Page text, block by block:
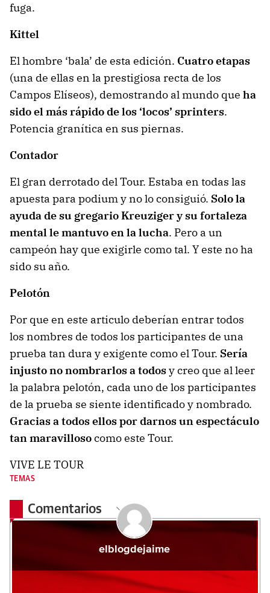
fuga.
Kittel
El hombre ‘bala’ de esta edición. Cuatro etapas
(una de ellas en la prestigiosa recta de los
Campos Elíseos), demostrando al mundo que ha
sido el más rápido de los ‘locos’ sprinters.
Potencia granítica en sus piernas.
Contador
El gran derrotado del Tour. Estaba en todas las
apuesta para podium y no lo consiguió. Solo la
ayuda de su gregario Kreuziger y su fortaleza
mental le mantuvo en la lucha. Pero a un
campeón hay que exigirle como tal. Y este no ha
sido su año.
Pelotón
Por que en este articulo deberían entrar todos
los nombres de todos los participantes de una
prueba tan dura y exigente como el Tour. Sería
injusto no nombrarlos a todosy creo que al leer
la palabra pelotón, cada uno de los participantes
de la prueba se siente identificado y nombrado.
Gracias a todos ellos por darnos un espectáculo
tan maravillosocomo este Tour.
VIVE LE TOUR
TEMAS
Comentarios
elblogdejaime